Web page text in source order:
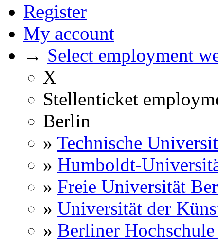
Register
My account
→ Select employment
X
Stellenticket
Berlin
» Technische
» Humboldt-
» Freie Universität
» Universität der
» Berliner